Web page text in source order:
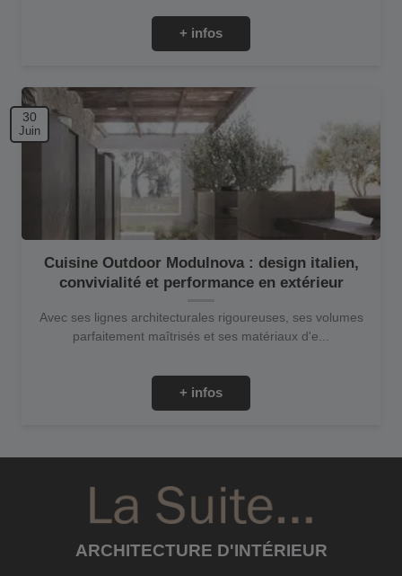
+ infos
30
Juin
Cuisine Outdoor Modulnova : design italien,
convivialité et performance en extérieur
Avec ses lignes architecturales rigoureuses, ses volumes
parfaitement maîtrisés et ses matériaux d'e...
+ infos
ARCHITECTURE D'INTÉRIEUR